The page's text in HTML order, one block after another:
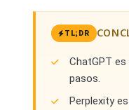
TL;DR
ChatGPT
pasos.
Perplexity